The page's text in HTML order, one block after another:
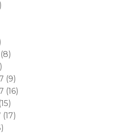
(8)
(9)
(16)
(15)
(17)